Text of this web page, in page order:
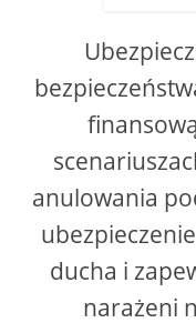
anulowania
ducha i
narażeni